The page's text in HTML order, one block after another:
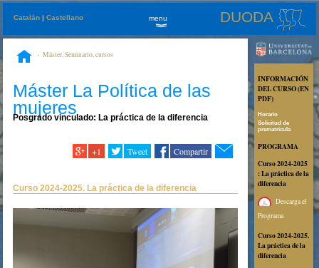
Catalán |Castellano DUODA
menu
»
Máster, Seminario, cursos
Máster La Política de las
mujeres
Posgrado vinculado: La práctica de la diferencia
+1 Tweet Compartir
Curso 2024-2025. La práctica de la diferencia
INFORMACIÓN
DEL CURSO (EN
PDF)
Horario
Solicitud de
prematrícula
PROGRAMA
Curso 2024-2025
: La práctica de la
diferencia
Descarga el
Programa
Curso 2024-2025.
La práctica de la
diferencia